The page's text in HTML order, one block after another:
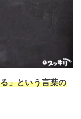
」という言葉の